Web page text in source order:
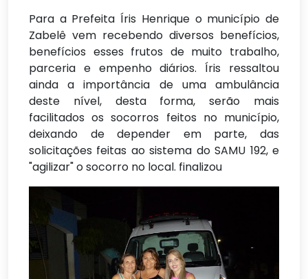
Para a Prefeita Íris Henrique o município de
Zabelê vem recebendo diversos benefícios,
benefícios esses frutos de muito trabalho,
parceria e empenho diários. Íris ressaltou
ainda a importância de uma ambulância
deste nível, desta forma, serão mais
facilitados os socorros feitos no município,
deixando de depender em parte, das
solicitações feitas ao sistema do SAMU 192, e
"agilizar" o socorro no local. finalizou